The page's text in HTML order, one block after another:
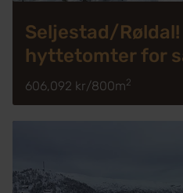
Seljestad/
hyttetomter for
606,092 kr/800m2